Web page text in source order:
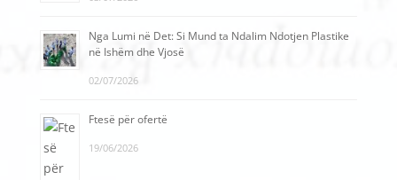
Nga Lumi në Det: Si Mund ta Ndalim Ndotjen Plastike
në Ishëm dhe Vjosë
02/07/2026
Ftesë për ofertë
19/06/2026